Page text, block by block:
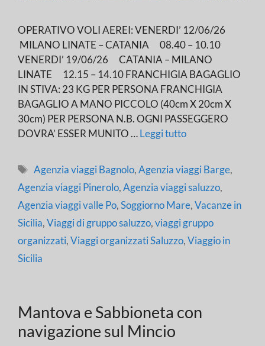
OPERATIVO VOLI AEREI: VENERDI’ 12/06/26
MILANO LINATE – CATANIA 08.40 – 10.10
VENERDI’ 19/06/26 CATANIA – MILANO
LINATE 12.15 – 14.10 FRANCHIGIA BAGAGLIO
IN STIVA: 23 KG PER PERSONA FRANCHIGIA
BAGAGLIO A MANO PICCOLO (40cm X 20cm X
30cm) PER PERSONA N.B. OGNI PASSEGGERO
DOVRA’ ESSER MUNITO …Leggi tutto
Tag
Agenzia viaggi Bagnolo,Agenzia viaggi Barge,
Agenzia viaggi Pinerolo,Agenzia viaggi saluzzo,
Agenzia viaggi valle Po,Soggiorno Mare,Vacanze in
Sicilia,Viaggi di gruppo saluzzo,viaggi gruppo
organizzati,Viaggi organizzati Saluzzo,Viaggio in
Sicilia
Mantova e Sabbioneta con
navigazione sul Mincio